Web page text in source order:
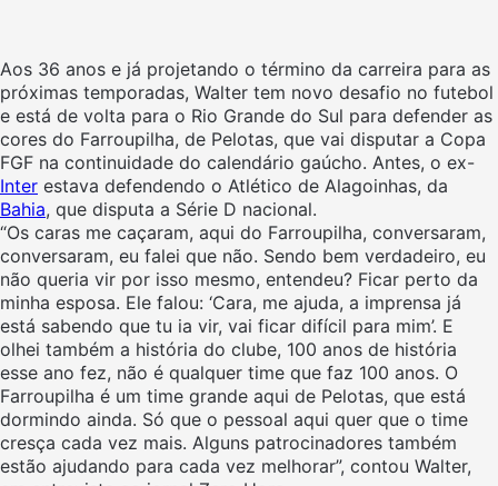
Aos 36 anos e já projetando o término da carreira para as
próximas temporadas, Walter tem novo desafio no futebol
e está de volta para o Rio Grande do Sul para defender as
cores do Farroupilha, de Pelotas, que vai disputar a Copa
FGF na continuidade do calendário gaúcho. Antes, o ex-
Inter estava defendendo o Atlético de Alagoinhas, da
Bahia, que disputa a Série D nacional.
“Os caras me caçaram, aqui do Farroupilha, conversaram,
conversaram, eu falei que não. Sendo bem verdadeiro, eu
não queria vir por isso mesmo, entendeu? Ficar perto da
minha esposa. Ele falou: ‘Cara, me ajuda, a imprensa já
está sabendo que tu ia vir, vai ficar difícil para mim’. E
olhei também a história do clube, 100 anos de história
esse ano fez, não é qualquer time que faz 100 anos. O
Farroupilha é um time grande aqui de Pelotas, que está
dormindo ainda. Só que o pessoal aqui quer que o time
cresça cada vez mais. Alguns patrocinadores também
estão ajudando para cada vez melhorar”, contou Walter,